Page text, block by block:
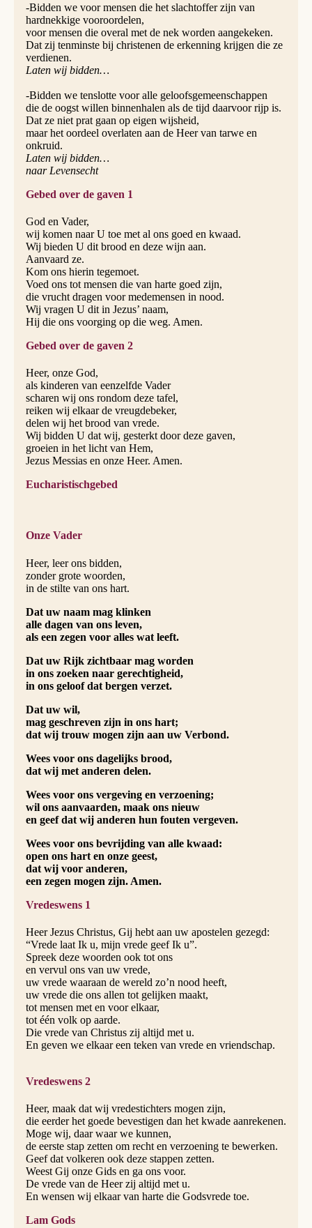
-Bidden we voor mensen die het slachtoffer zijn van
hardnekkige vooroordelen,
voor mensen die overal met de nek worden aangekeken.
Dat zij tenminste bij christenen de erkenning krijgen die ze
verdienen.
Laten wij bidden…
-Bidden we tenslotte voor alle geloofsgemeenschappen
die de oogst willen binnenhalen als de tijd daarvoor rijp is.
Dat ze niet prat gaan op eigen wijsheid,
maar het oordeel overlaten aan de Heer van tarwe en
onkruid.
Laten wij bidden…
naar Levensecht
Gebed over de gaven 1
God en Vader,
wij komen naar U toe met al ons goed en kwaad.
Wij bieden U dit brood en deze wijn aan.
Aanvaard ze.
Kom ons hierin tegemoet.
Voed ons tot mensen die van harte goed zijn,
die vrucht dragen voor medemensen in nood.
Wij vragen U dit in Jezus’ naam,
Hij die ons voorging op die weg. Amen.
Gebed over de gaven 2
Heer, onze God,
als kinderen van eenzelfde Vader
scharen wij ons rondom deze tafel,
reiken wij elkaar de vreugdebeker,
delen wij het brood van vrede.
Wij bidden U dat wij, gesterkt door deze gaven,
groeien in het licht van Hem,
Jezus Messias en onze Heer. Amen.
Eucharistischgebed
Onze Vader
Heer, leer ons bidden,
zonder grote woorden,
in de stilte van ons hart.
Dat uw naam mag klinken
alle dagen van ons leven,
als een zegen voor alles wat leeft.
Dat uw Rijk zichtbaar mag worden
in ons zoeken naar gerechtigheid,
in ons geloof dat bergen verzet.
Dat uw wil,
mag geschreven zijn in ons hart;
dat wij trouw mogen zijn aan uw Verbond.
Wees voor ons dagelijks brood,
dat wij met anderen delen.
Wees voor ons vergeving en verzoening;
wil ons aanvaarden, maak ons nieuw
en geef dat wij anderen hun fouten vergeven.
Wees voor ons bevrijding van alle kwaad:
open ons hart en onze geest,
dat wij voor anderen,
een zegen mogen zijn. Amen.
Vredeswens 1
Heer Jezus Christus, Gij hebt aan uw apostelen gezegd:
“Vrede laat Ik u, mijn vrede geef Ik u”.
Spreek deze woorden ook tot ons
en vervul ons van uw vrede,
uw vrede waaraan de wereld zo’n nood heeft,
uw vrede die ons allen tot gelijken maakt,
tot mensen met en voor elkaar,
tot één volk op aarde.
Die vrede van Christus zij altijd met u.
En geven we elkaar een teken van vrede en vriendschap.
Vredeswens 2
Heer, maak dat wij vredestichters mogen zijn,
die eerder het goede bevestigen dan het kwade aanrekenen.
Moge wij, daar waar we kunnen,
de eerste stap zetten om recht en verzoening te bewerken.
Geef dat volkeren ook deze stappen zetten.
Weest Gij onze Gids en ga ons voor.
De vrede van de Heer zij altijd met u.
En wensen wij elkaar van harte die Godsvrede toe.
Lam Gods